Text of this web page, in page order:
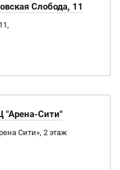
Слобода, 11
"Арена-Сити"
Сити», 2 этаж